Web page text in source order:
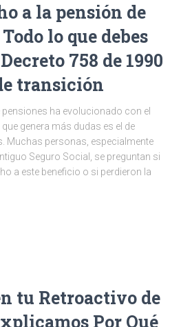
a la pensión de
lo que debes
758 de 1990
transición
ha evolucionado con el
genera más dudas es el de
Muchas personas, especialmente
Seguro Social, se preguntan si
a este beneficio o si perdieron la
tu Retroactivo de
Por Qué